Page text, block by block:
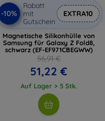
-10%
Rabatt
mit
Gutschein
EXTRA10
Magnetische Silikonhülle von
Samsung für Galaxy Z Fold8,
schwarz (EF-EF971CBEGWW)
56,91 €
51,22 €
Auf Lager > 5 Stk.